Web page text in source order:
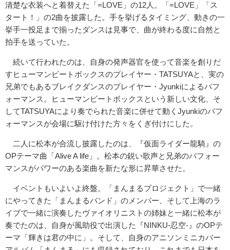
清楚な衣装へと着替えた「=LOVE」の12人。「=LOVE」「ス
タート！」の2曲を披露した。手を挙げるタイミング、動きの一
挙手一投足まで揃ったダンスは見事で、曲が終わる度に自然と
拍手を送っていた。
続いて行われたのは、自身の発声器官を使って音楽を創りだ
すヒューマンビートボックスのプレイヤー・TATSUYAと、実の
兄弟でもあるブレイクダンスのプレイヤー・Jyunkiによるパフ
ォーマンス。ヒューマンビートボックスという新しい文化、そ
してTATSUYAにより奏でられた音楽に併せて動くJyunkiのパフ
ォーマンスが会場に駆け付けた方々をくぎ付けにした。
二人に松本が合流し披露したのは、『仮面ライダー龍騎』の
OPテーマ曲「Alive A life」。松本の鋭い歌声と兄弟のパフォー
マンスがパワーのある楽曲を新たな形に昇華させた。
イベントもいよいよ終盤。「まんまるプロジェクト」で一緒
にやってきた「まんまるバンド」のメンバー、そして上海のラ
イブで一緒に演奏したヴァイオリニストの姉妹と一緒に松本が
奏でたのは、自身が風助役で出演した『NINKU-忍空-』のOPテ
ーマ「輝きは君の中に」。そして、自身のアニソンミニカバー